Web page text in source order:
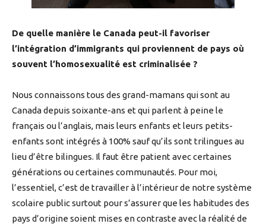
De quelle manière le Canada peut-il favoriser
l’intégration d’immigrants qui proviennent de pays où
souvent l’homosexualité est criminalisée ?
Nous connaissons tous des grand-mamans qui sont au
Canada depuis soixante-ans et qui parlent à peine le
français ou l’anglais, mais leurs enfants et leurs petits-
enfants sont intégrés à 100% sauf qu’ils sont trilingues au
lieu d’être bilingues. Il faut être patient avec certaines
générations ou certaines communautés. Pour moi,
l’essentiel, c’est de travailler à l’intérieur de notre système
scolaire public surtout pour s’assurer que les habitudes des
pays d’origine soient mises en contraste avec la réalité de